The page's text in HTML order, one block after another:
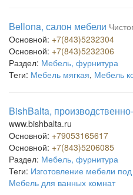
Bellona, салон мебели
Основной: +7(843)5232304
Основной: +7(843)5232306
Раздел: Мебель, фурнитура
Теги: Мебель мягкая, Мебель
BishBalta,
www.bishbalta.ru
Основной: +79053165617
Основной: +7(843)5206085
Раздел: Мебель, фурнитура
Теги: Изготовление мебели под
Мебель для ванных комнат